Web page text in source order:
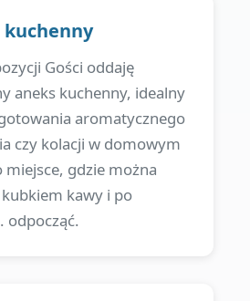
kuchenny
Gości oddaję
aneks kuchenny, idealny
aromatycznego
czy kolacji w domowym
miejsce, gdzie można
kubkiem kawy i po
odpocząć.